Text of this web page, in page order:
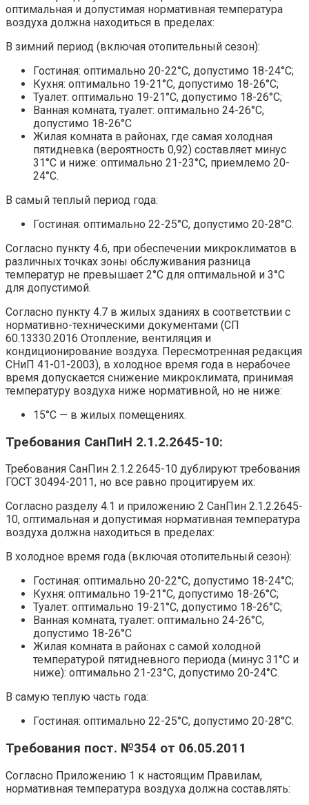
оптимальная и допустимая нормативная температура
воздуха должна находиться в пределах:
В зимний период (включая отопительный сезон):
Гостиная: оптимально 20-22°C, допустимо 18-24°C;
Кухня: оптимально 19-21°C, допустимо 18-26°C;
Туалет: оптимально 19-21°C, допустимо 18-26°C;
Ванная комната, туалет: оптимально 24-26°C,
допустимо 18-26°C
Жилая комната в районах, где самая холодная
пятидневка (вероятность 0,92) составляет минус
31°C и ниже: оптимально 21-23°C, приемлемо 20-
24°C.
В самый теплый период года:
Гостиная: оптимально 22-25°C, допустимо 20-28°C.
Согласно пункту 4.6, при обеспечении микроклиматов в
различных точках зоны обслуживания разница
температур не превышает 2°C для оптимальной и 3°C
для допустимой.
Согласно пункту 4.7 в жилых зданиях в соответствии с
нормативно-техническими документами (СП
60.13330.2016 Отопление, вентиляция и
кондиционирование воздуха. Пересмотренная редакция
СНиП 41-01-2003), в холодное время года в нерабочее
время допускается снижение микроклимата, принимая
температуру воздуха ниже нормативной, но не ниже:
15°C — в жилых помещениях.
Требования СанПиН 2.1.2.2645-10:
Требования СанПин 2.1.2.2645-10 дублируют требования
ГОСТ 30494-2011, но все равно процитируем их:
Согласно разделу 4.1 и приложению 2 СанПин 2.1.2.2645-
10, оптимальная и допустимая нормативная температура
воздуха должна находиться в пределах:
В холодное время года (включая отопительный сезон):
Гостиная: оптимально 20-22°C, допустимо 18-24°C;
Кухня: оптимально 19-21°C, допустимо 18-26°C;
Туалет: оптимально 19-21°C, допустимо 18-26°C;
Ванная комната, туалет: оптимально 24-26°C,
допустимо 18-26°C
Жилая комната в районах с самой холодной
температурой пятидневного периода (минус 31°C и
ниже): оптимально 21-23°C, допустимо 20-24°C.
В самую теплую часть года:
Гостиная: оптимально 22-25°C, допустимо 20-28°C.
Требования пост. №354 от 06.05.2011
Согласно Приложению 1 к настоящим Правилам,
нормативная температура воздуха должна составлять: